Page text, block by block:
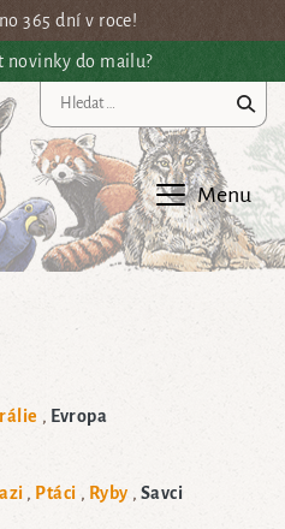
365 dní v roce!
novinky do mailu?
Menu
Evropa
Ptáci Ryby Savci